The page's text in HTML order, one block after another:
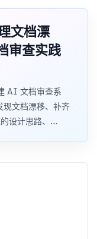
文档漂
审查实践
AI 文档审查系
文档漂移、补齐
设计思路、